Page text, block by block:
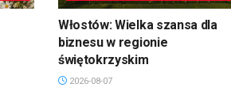
Włostów: Wielka szansa dla
biznesu w regionie
świętokrzyskim
2026-08-07